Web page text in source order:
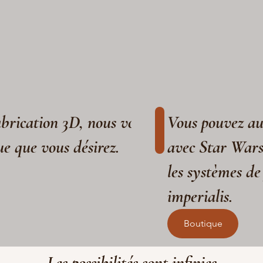
3D, nous vous aidons à réaliser
que vous désirez.
Vous pouvez
avec Star
les systèmes
imperialis.
Boutique